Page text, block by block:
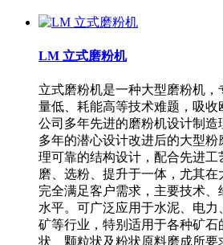
LM 立式磨粉机
立式磨粉机是一种大型磨粉机
量低、耗能高等技术难题，吸
公司多年先进的磨粉机设计制造
多年的潜心设计改进后的大型
理可靠的结构设计，配合先进工
磨、选粉、提升于一体，尤其
完全满足客户需求，主要技术
水平。可广泛应用于水泥、电
矿等行业，特别适用于各种矿
状、颗粒状及粉状原料磨成所要